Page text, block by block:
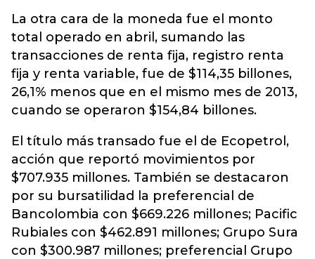
La otra cara de la moneda fue el monto
total operado en abril, sumando las
transacciones de renta fija, registro renta
fija y renta variable, fue de $114,35 billones,
26,1% menos que en el mismo mes de 2013,
cuando se operaron $154,84 billones.
El título más transado fue el de Ecopetrol,
acción que reportó movimientos por
$707.935 millones. También se destacaron
por su bursatilidad la preferencial de
Bancolombia con $669.226 millones; Pacific
Rubiales con $462.891 millones; Grupo Sura
con $300.987 millones; preferencial Grupo